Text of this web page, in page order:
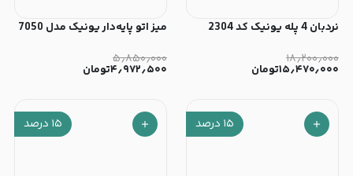
نردبان 4 پله یونیک کد 2304
۱۸٫۲۰۰٫۰۰۰
۱۵٫۴۷۰٫۰۰۰تومان
میز اتو پایه‌دار یونیک مدل 7050
۵٫۸۵۰٫۰۰۰
۴٫۹۷۲٫۵۰۰تومان
۱۵ درصد ۱۵ درصد